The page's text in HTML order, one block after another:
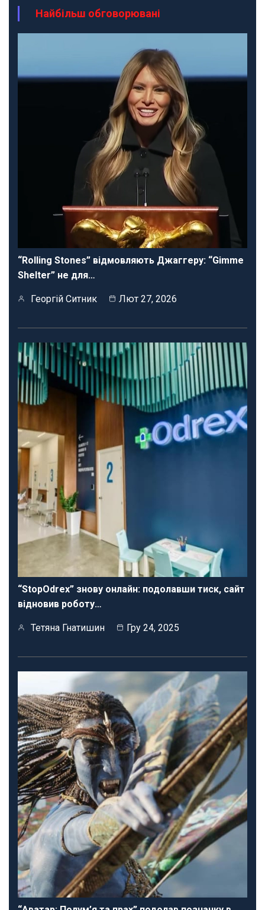
Найбільш обговорювані
“Rolling Stones” відмовляють Джаггеру: “Gimme
Shelter” не для…
Георгій Ситник Лют 27, 2026
“StopOdrex” знову онлайн: подолавши тиск, сайт
відновив роботу…
Тетяна Гнатишин Гру 24, 2025